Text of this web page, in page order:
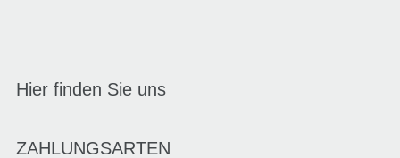
Hier finden Sie uns
ZAHLUNGSARTEN